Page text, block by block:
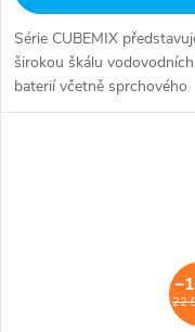
Série CUBEMIX
širokou škálu vodovodních
baterií včetně sprchového
systému s ruční a
22